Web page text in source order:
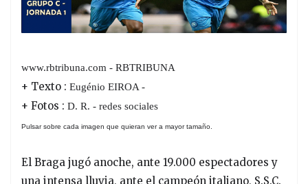
www.rbtribuna.com - RBTRIBUNA
+ Texto : Eugénio EIROA -
+ Fotos : D. R. - redes sociales
Pulsar sobre cada imagen que quieran ver a mayor tamaño.
El Braga jugó anoche, ante 19.000 espectadores y
una intensa lluvia, ante el campeón italiano, S.S.C.